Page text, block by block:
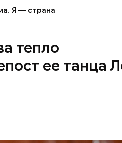
Я — страна
тепло
ее танца